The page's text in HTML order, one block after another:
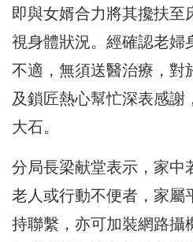
即與女婿合力將其攙扶至
視身體狀況。經確認老婦
不適，無須送醫治療，對
及鎖匠熱心幫忙深表感謝
大石。
分局長梁献堂表示，家中
老人或行動不便者，家屬
持聯繫，亦可加裝網路攝